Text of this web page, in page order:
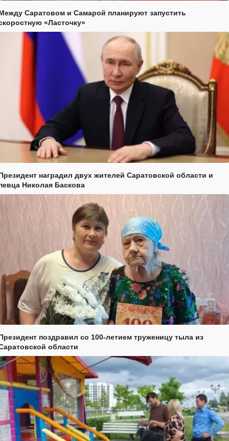
Саратовом и Самарой планируют запустить
«Ласточку»
наградил двух жителей Саратовской области и
Николая Баскова
поздравил со 100-летием труженицу тыла из
области